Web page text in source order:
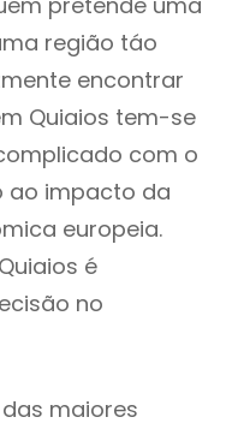
região táo
encontrar
Quiaios tem-se
com o
ao impacto da
europeia.
é
no
maiores